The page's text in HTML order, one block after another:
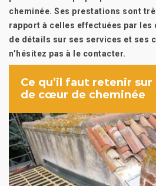
cheminée. Ses prestations sont
rapport à celles effectuées par
de détails sur ses services et ses
n’hésitez pas à le contacter.
Ce qu’il faut retenir
de cœur de cheminée